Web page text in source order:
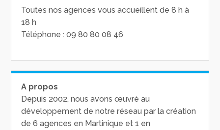
Toutes nos agences vous accueillent de 8 h à
18 h
Téléphone : 09 80 80 08 46
A propos
Depuis 2002, nous avons œuvré au
développement de notre réseau par la création
de 6 agences en Martinique et 1 en